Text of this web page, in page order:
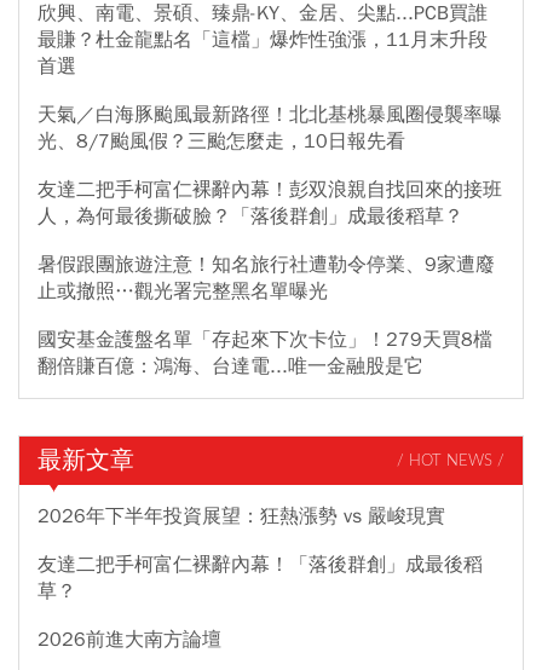
欣興、南電、景碩、臻鼎-KY、金居、尖點...PCB買誰
最賺？杜金龍點名「這檔」爆炸性強漲，11月末升段
首選
天氣／白海豚颱風最新路徑！北北基桃暴風圈侵襲率曝
光、8/7颱風假？三颱怎麼走，10日報先看
友達二把手柯富仁裸辭內幕！彭双浪親自找回來的接班
人，為何最後撕破臉？「落後群創」成最後稻草？
暑假跟團旅遊注意！知名旅行社遭勒令停業、9家遭廢
止或撤照…觀光署完整黑名單曝光
國安基金護盤名單「存起來下次卡位」！279天買8檔
翻倍賺百億：鴻海、台達電...唯一金融股是它
最新文章 / HOT NEWS /
2026年下半年投資展望：狂熱漲勢 vs 嚴峻現實
友達二把手柯富仁裸辭內幕！「落後群創」成最後稻
草？
2026前進大南方論壇